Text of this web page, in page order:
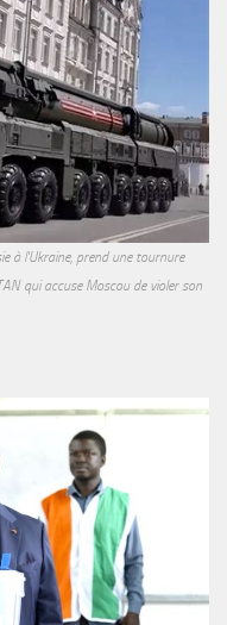
à l'Ukraine, prend une tournure
qui accuse Moscou de violer son